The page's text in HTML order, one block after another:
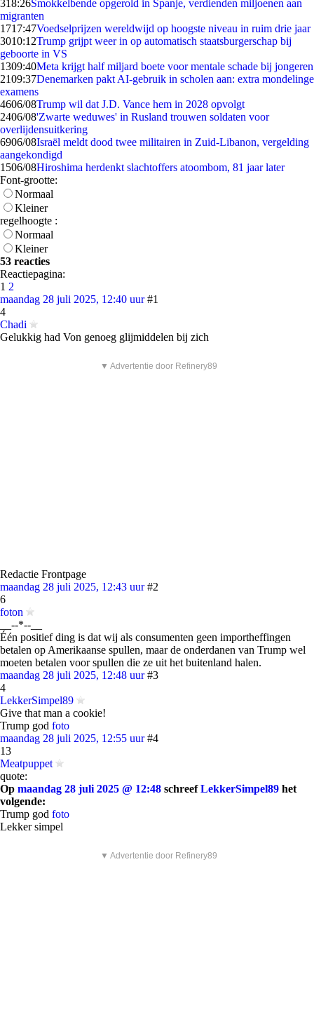
318:26Smokkelbende opgerold in Spanje, verdienden miljoenen aan
migranten
1717:47Voedselprijzen wereldwijd op hoogste niveau in ruim drie jaar
3010:12Trump grijpt weer in op automatisch staatsburgerschap bij
geboorte in VS
1309:40Meta krijgt half miljard boete voor mentale schade bij jongeren
2109:37Denemarken pakt AI-gebruik in scholen aan: extra mondelinge
examens
4606/08Trump wil dat J.D. Vance hem in 2028 opvolgt
2406/08'Zwarte weduwes' in Rusland trouwen soldaten voor
overlijdensuitkering
6906/08Israël meldt dood twee militairen in Zuid-Libanon, vergelding
aangekondigd
1506/08Hiroshima herdenkt slachtoffers atoombom, 81 jaar later
Font-grootte:
Normaal
Kleiner
regelhoogte :
Normaal
Kleiner
53 reacties
Reactiepagina:
1 2
maandag 28 juli 2025, 12:40 uur #1
4
Chadi
Gelukkig had Von genoeg glijmiddelen bij zich
▼ Advertentie door Refinery89
Redactie Frontpage
maandag 28 juli 2025, 12:43 uur #2
6
foton
__--*--__
Één positief ding is dat wij als consumenten geen importheffingen
betalen op Amerikaanse spullen, maar de onderdanen van Trump wel
moeten betalen voor spullen die ze uit het buitenland halen.
maandag 28 juli 2025, 12:48 uur #3
4
LekkerSimpel89
Give that man a cookie!
Trump god foto
maandag 28 juli 2025, 12:55 uur #4
13
Meatpuppet
quote:
Op maandag 28 juli 2025 @ 12:48 schreefLekkerSimpel89 het
volgende:
Trump god foto
Lekker simpel
▼ Advertentie door Refinery89